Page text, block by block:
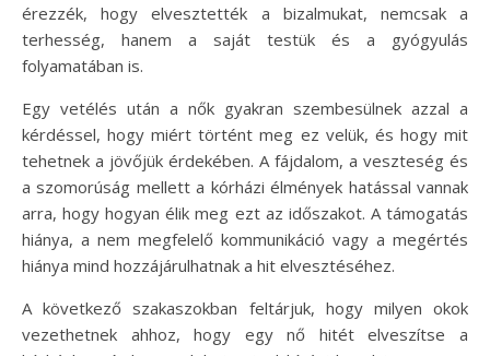
érezzék, hogy elvesztették a bizalmukat, nemcsak a
terhesség, hanem a saját testük és a gyógyulás
folyamatában is.
Egy vetélés után a nők gyakran szembesülnek azzal a
kérdéssel, hogy miért történt meg ez velük, és hogy mit
tehetnek a jövőjük érdekében. A fájdalom, a veszteség és
a szomorúság mellett a kórházi élmények hatással vannak
arra, hogy hogyan élik meg ezt az időszakot. A támogatás
hiánya, a nem megfelelő kommunikáció vagy a megértés
hiánya mind hozzájárulhatnak a hit elvesztéséhez.
A következő szakaszokban feltárjuk, hogy milyen okok
vezethetnek ahhoz, hogy egy nő hitét elveszítse a